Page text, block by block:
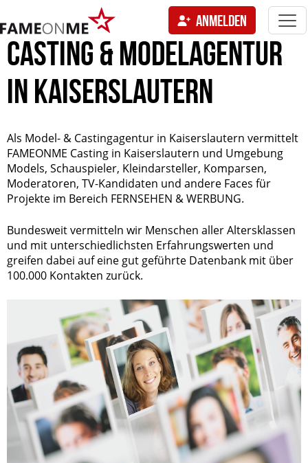
ANMELDEN
CASTING & MODELAGENTUR
IN KAISERSLAUTERN
Als Model- & Castingagentur in Kaiserslautern vermittelt
FAMEONME Casting in Kaiserslautern und Umgebung
Models, Schauspieler, Kleindarsteller, Komparsen,
Moderatoren, TV-Kandidaten und andere Faces für
Projekte im Bereich FERNSEHEN & WERBUNG.
Bundesweit vermitteln wir Menschen aller Altersklassen
und mit unterschiedlichsten Erfahrungswerten und
greifen dabei auf eine gut geführte Datenbank mit über
100.000 Kontakten zurück.